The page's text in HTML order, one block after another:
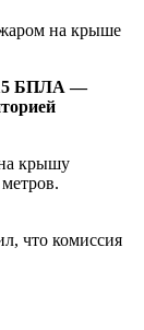
на крыше
15 БПЛА —
крышу
что комиссия